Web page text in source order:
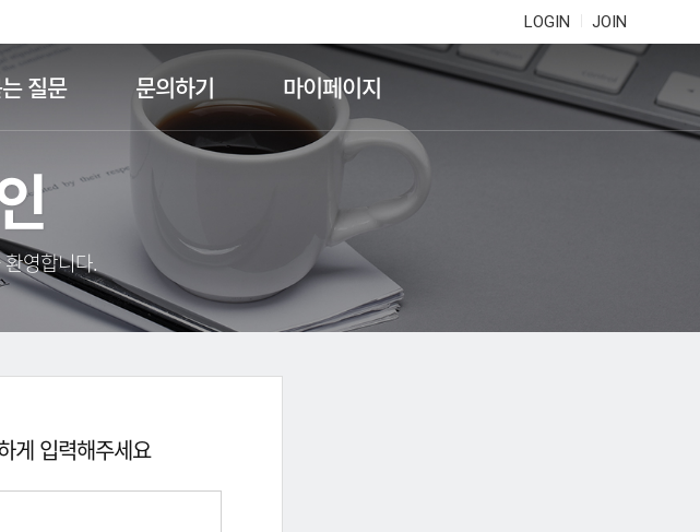
LOGIN JOIN
질문 문의하기 마이페이지
영합니다.
게 입력해주세요